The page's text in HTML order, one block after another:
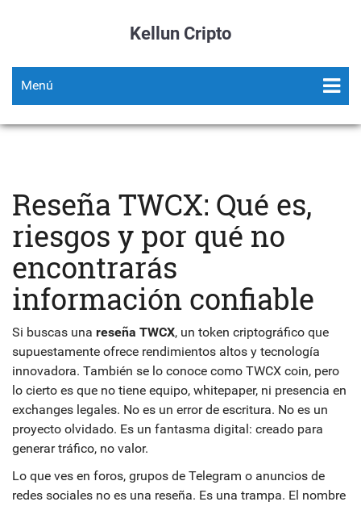
Kellun Cripto
Menú
Reseña TWCX: Qué es,
riesgos y por qué no
encontrarás
información confiable
Si buscas una reseña TWCX, un token criptográfico que
supuestamente ofrece rendimientos altos y tecnología
innovadora. También se lo conoce como TWCX coin, pero
lo cierto es que no tiene equipo, whitepaper, ni presencia en
exchanges legales. No es un error de escritura. No es un
proyecto olvidado. Es un fantasma digital: creado para
generar tráfico, no valor.
Lo que ves en foros, grupos de Telegram o anuncios de
redes sociales no es una reseña. Es una trampa. El nombre